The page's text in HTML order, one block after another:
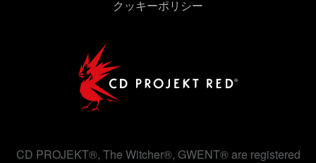
クッキーポリシー
CD PROJEKT®, The Witcher®, GWENT® are registered